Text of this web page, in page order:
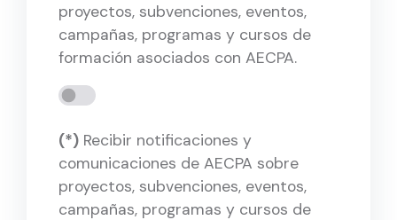
proyectos, subvenciones, eventos,
campañas, programas y cursos de
formación asociados con AECPA.
(*) Recibir notificaciones y
comunicaciones de AECPA sobre
proyectos, subvenciones, eventos,
campañas, programas y cursos de